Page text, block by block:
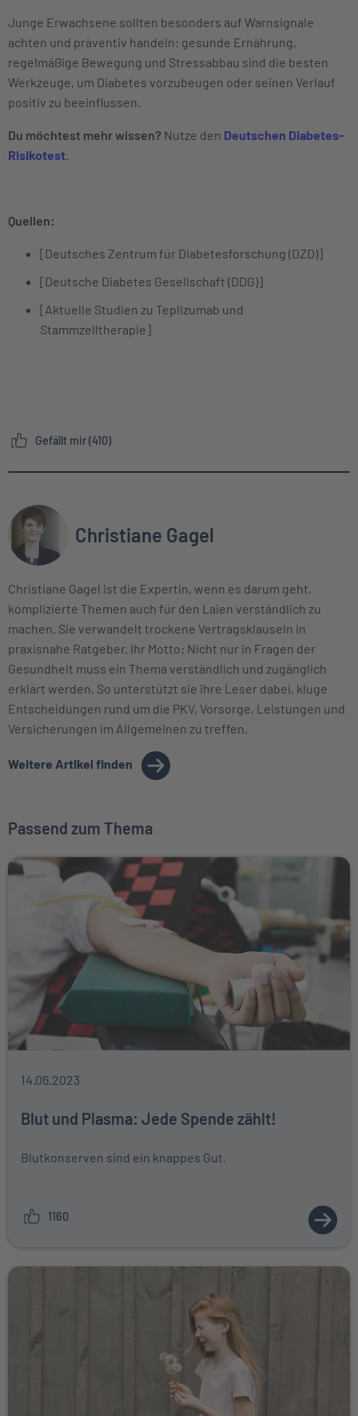
Junge Erwachsene sollten besonders auf Warnsignale
achten und präventiv handeln: gesunde Ernährung,
regelmäßige Bewegung und Stressabbau sind die besten
Werkzeuge, um Diabetes vorzubeugen oder seinen Verlauf
positiv zu beeinflussen.
Du möchtest mehr wissen? Nutze den Deutschen Diabetes-
Risikotest
Quellen:
[Deutsches Zentrum für Diabetesforschung (DZD)]
[Deutsche Diabetes Gesellschaft (DDG)]
[Aktuelle Studien zu Teplizumab und
Stammzelltherapie]
Gefällt mir (410)
Christiane Gagel
Christiane Gagel ist die Expertin, wenn es darum geht,
komplizierte Themen auch für den Laien verständlich zu
machen. Sie verwandelt trockene Vertragsklauseln in
praxisnahe Ratgeber. Ihr Motto: Nicht nur in Fragen der
Gesundheit muss ein Thema verständlich und zugänglich
erklärt werden. So unterstützt sie ihre Leser dabei, kluge
Entscheidungen rund um die PKV, Vorsorge, Leistungen und
Versicherungen im Allgemeinen zu treffen.
Weitere Artikel finden
Passend zum Thema
14.06.2023
Blut und Plasma: Jede Spende zählt!
Blutkonserven sind ein knappes Gut.
1160
ZUM